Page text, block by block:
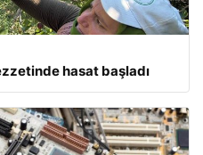
hasat başladı